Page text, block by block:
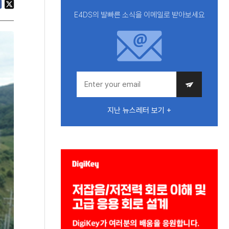
E4DS의 발빠른 소식을 이메일로 받아보세요
지난 뉴스레터 보기 +